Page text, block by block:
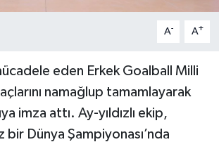
A- A+
eden Erkek Goalball Milli
namağlup tamamlayarak
imza attı. Ay-yıldızlı ekip,
bir Dünya Şampiyonası’nda